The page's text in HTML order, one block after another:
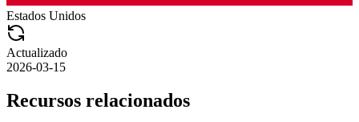
Estados Unidos
Actualizado
2026-03-15
Recursos relacionados